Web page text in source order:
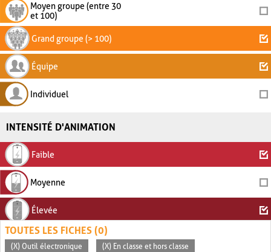
Moyen groupe (entre 30
et 100)
Grand groupe (> 100)
Équipe
Individuel
INTENSITÉ D'ANIMATION
Faible
Moyenne
Élevée
TOUTES LES FICHES (0)
(X) Outil électronique (X) En classe et hors classe